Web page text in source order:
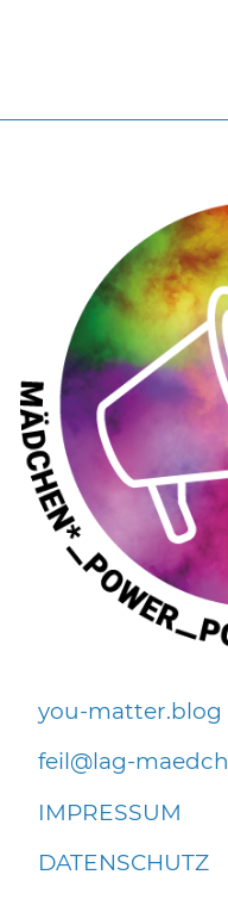
you-matter.blog
f
l l g-m dch
IMPRESSUM
DATENSCHUTZ